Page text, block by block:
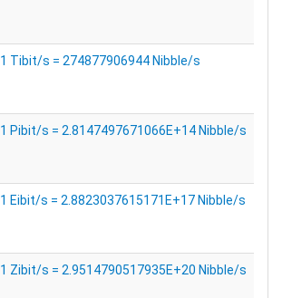
1 Tibit/s = 274877906944 Nibble/s
1 Pibit/s = 2.8147497671066E+14 Nibble/s
1 Eibit/s = 2.8823037615171E+17 Nibble/s
1 Zibit/s = 2.9514790517935E+20 Nibble/s